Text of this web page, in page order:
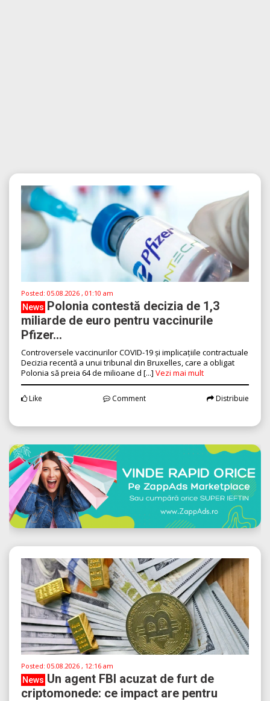
Posted: 05.08.2026 , 01:10 am
News Polonia contestă decizia de 1,3
miliarde de euro pentru vaccinurile
Pfizer...
Controversele vaccinurilor COVID-19 și implicațiile contractuale
Decizia recentă a unui tribunal din Bruxelles, care a obligat
Polonia să preia 64 de milioane d [...] Vezi mai mult
Like Comment Distribuie
Posted: 05.08.2026 , 12:16 am
News Un agent FBI acuzat de furt de
criptomonede: ce impact are pentru